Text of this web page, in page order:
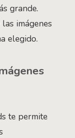
grande.
imágenes
elegido.
te permite